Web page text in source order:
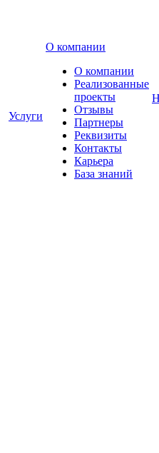
Услуги
О компании
О компании
Реализованные
проекты
Отзывы
Партнеры
Реквизиты
Контакты
Карьера
База знаний